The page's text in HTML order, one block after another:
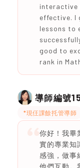
interactive
effective. I
lessons to
good to
rank in
導師編號
*現仼課餘托管導師
你好！我畢
實的專業知
感強，做事
他們互動。